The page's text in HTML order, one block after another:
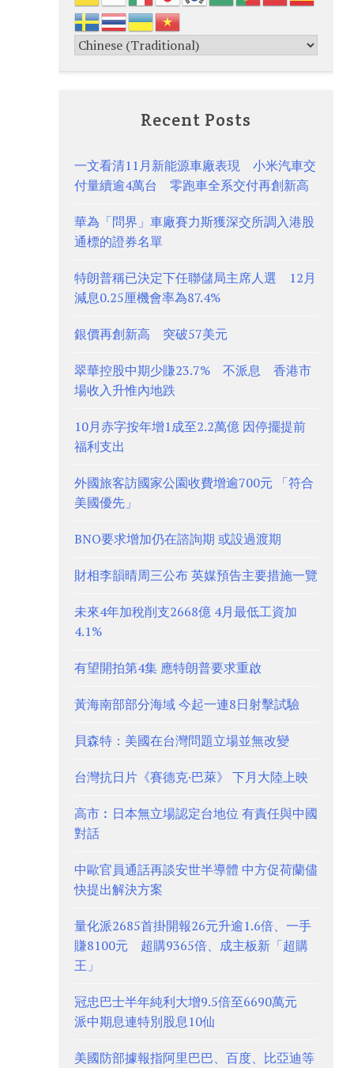
Recent Posts
一文看清11月新能源車廠表現 小米汽車交
付量續逾4萬台 零跑車全系交付再創新高
華為「問界」車廠賽力斯獲深交所調入港股
通標的證券名單
特朗普稱已決定下任聯儲局主席人選 12月
減息0.25厘機會率為87.4%
銀價再創新高 突破57美元
翠華控股中期少賺23.7% 不派息 香港市
場收入升惟內地跌
10月赤字按年增1成至2.2萬億 因停擺提前
福利支出
外國旅客訪國家公園收費增逾700元 「符合
美國優先」
BNO要求增加仍在諮詢期 或設過渡期
財相李韻晴周三公布 英媒預告主要措施一覽
未來4年加稅削支2668億 4月最低工資加
4.1%
有望開拍第4集 應特朗普要求重啟
黃海南部部分海域 今起一連8日射擊試驗
貝森特：美國在台灣問題立場並無改變
台灣抗日片《賽德克·巴萊》 下月大陸上映
高市︰日本無立場認定台地位 有責任與中國
對話
中歐官員通話再談安世半導體 中方促荷蘭儘
快提出解決方案
量化派2685首掛開報26元升逾1.6倍、一手
賺8100元 超購9365倍、成主板新「超購
王」
冠忠巴士半年純利大增9.5倍至6690萬元
派中期息連特別股息10仙
美國防部據報指阿里巴巴、百度、比亞迪等